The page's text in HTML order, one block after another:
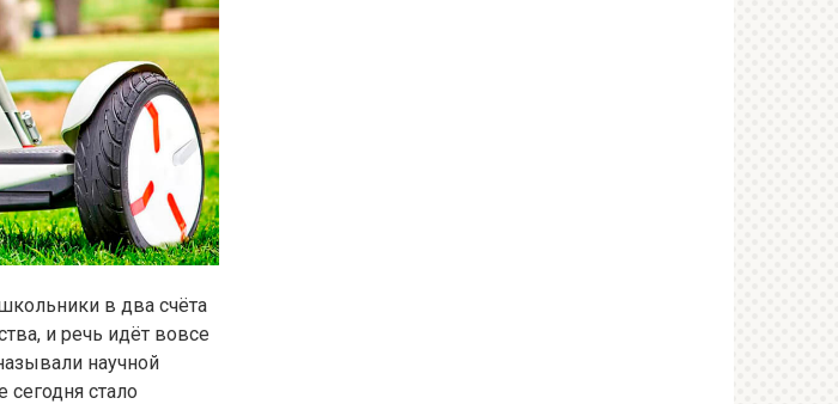
в два счёта
и речь идёт вовсе
научной
стало